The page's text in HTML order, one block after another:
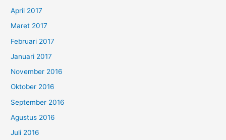
April 2017
Maret 2017
Februari 2017
Januari 2017
November 2016
Oktober 2016
September 2016
Agustus 2016
Juli 2016